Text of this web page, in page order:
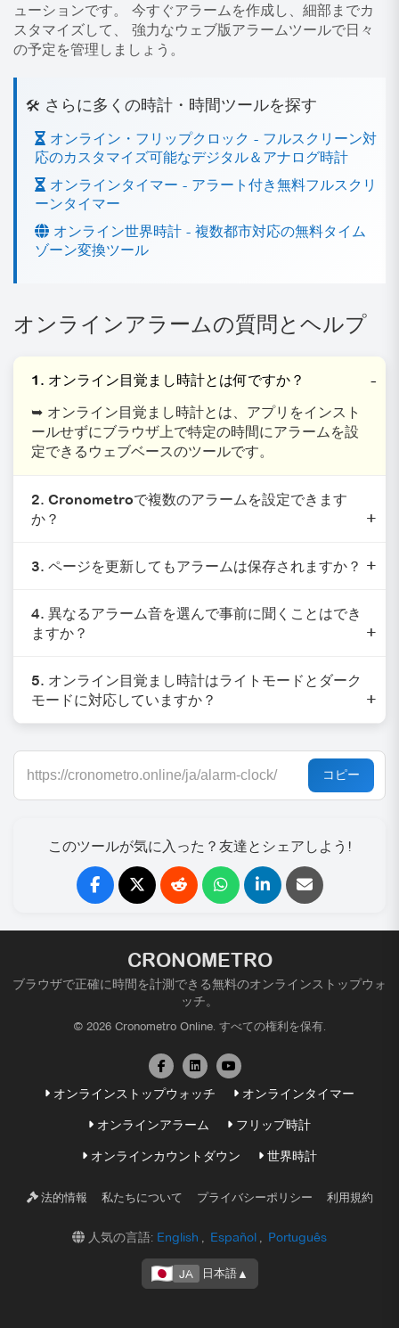
ューションです。 今すぐアラームを作成し、細部までカ
スタマイズして、 強力なウェブ版アラームツールで日々
の予定を管理しましょう。
🛠️ さらに多くの時計・時間ツールを探す
オンライン・フリップクロック - フルスクリーン対
応のカスタマイズ可能なデジタル＆アナログ時計
オンラインタイマー - アラート付き無料フルスクリ
ーンタイマー
オンライン世界時計 - 複数都市対応の無料タイム
ゾーン変換ツール
オンラインアラームの質問とヘルプ
1. オンライン目覚まし時計とは何ですか？
➥ オンライン目覚まし時計とは、アプリをインスト
ールせずにブラウザ上で特定の時間にアラームを設
定できるウェブベースのツールです。
2. Cronometroで複数のアラームを設定できます
か？
3. ページを更新してもアラームは保存されますか？
4. 異なるアラーム音を選んで事前に聞くことはでき
ますか？
5. オンライン目覚まし時計はライトモードとダーク
モードに対応していますか？
このツールが気に入った？友達とシェアしよう!
CRONOMETRO
ブラウザで正確に時間を計測できる無料のオンラインストップウォ
ッチ。
© 2026 Cronometro Online. すべての権利を保有.
オンラインストップウォッチ
オンラインタイマー
オンラインアラーム
フリップ時計
オンラインカウントダウン
世界時計
法的情報 私たちについて プライバシーポリシー 利用規約
人気の言語: English , Español , Português
JA 日本語▲